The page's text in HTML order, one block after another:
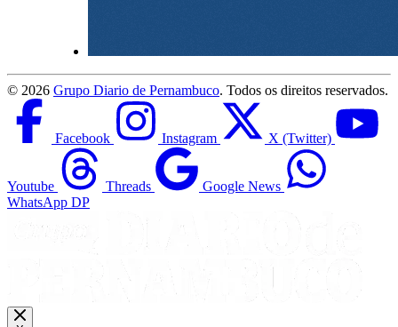
© 2026 Grupo Diario de Pernambuco. Todos os direitos reservados.
Facebook Instagram X (Twitter)
Youtube Threads
Google News
WhatsApp DP